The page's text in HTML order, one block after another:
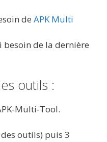
de APK Multi
besoin de la dernière
outils :
Multi-Tool.
outils) puis 3